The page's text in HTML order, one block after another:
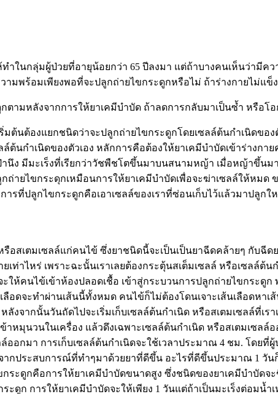
ำในกลุ่มผู้ป่วยที่อายุน้อยกว่า 65 ปีลงมา แต่ถ้าบางคนเห็นว่ามีค
ามพร้อมเพียงพอที่จะปลูกถ่ายไขกระดูกหรือไม่ ถ้าร่างกายไม่แ
ตามหลังจากการให้ยาเคมีบำบัด ถ้าลดการกลับมาเป็นซ้ำ หรือโอ
ต้นต้องแยกชนิดว่าจะปลูกถ่ายไขกระดูกโดยเซลล์ต้นกำเนิดขอ
ต้นกำเนิดของตัวเอง หลักการคือต้องให้ยาเคมีบำบัดเข้าร่างกา
ป่านึง มีมะเร็งที่เรียกว่าวัชพืชโตขึ้นมาบนสนามหญ้า เมื่อหญ้าขึ้
ายไขกระดุกเหมือนการให้ยาเคมีบำบัดเพื่อจะฆ่าเซลล์ให้หมด
รที่ปลูกไขกระดูกคือเอาเซลล์ของเราที่ซ่อนเก็บไว้แล้วมาปลูกใ
อสเตมเซลล์แก่คนไข้ ซึ่งยาชนิดนี้จะเป็นเป็นยาฉีดคล้ายๆ กับฉี
เท่าไหร่ เพราะฉะนั้นเราเลยต้องกระตุ้นสเต็มเซลล์ หรือเซลล์
ห้คนไข้เข้าห้องปลอดเชื้อ เข้าสู่กระบวนการปลูกถ่ายไขกระดูก
ลือดจะทำผ่านเส้นนี้ทั้งหมด คนไข้ก็ไม่ต้องโดนเจาะเส้นเลือดหา
หลังจากนั้นวันถัดไปจะเริ่มเก็บเซลล์ต้นกำเนิด หรือสเตมเซลล์ที่เ
าหมุนวนในเครื่อง แล้วดึงเฉพาะเซลล์ต้นกำเนิด หรือสเตมเซล
ออกมา การเก็บเซลล์ต้นกำเนิดจะใช้เวลาประมาณ 4 ชม. โดย
กประสบการณ์ที่ทำๆมาด้วยยาที่ดีขึ้น อะไรที่ดีขึ้นประมาณ 1 วัน
ระดูกคือการให้ยาเคมีบำบัดขนาดสูง ซึ่งชนิดของยาเคมีบำบัดจ
ระดูก การให้ยาเคมีบำบัดจะให้เพียง 1 วันแต่ถ้าเป็นมะเร็งต่อ